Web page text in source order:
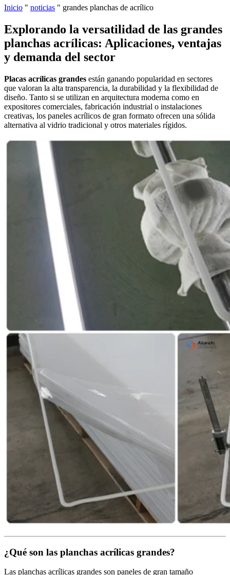
Inicio " noticias " grandes planchas de acrílico
Explorando la versatilidad de las grandes
planchas acrílicas: Aplicaciones, ventajas
y demanda del sector
Placas acrílicas grandes están ganando popularidad en sectores
que valoran la alta transparencia, la durabilidad y la flexibilidad de
diseño. Tanto si se utilizan en arquitectura moderna como en
expositores comerciales, fabricación industrial o instalaciones
creativas, los paneles acrílicos de gran formato ofrecen una sólida
alternativa al vidrio tradicional y otros materiales rígidos.
¿Qué son las planchas acrílicas grandes?
Las planchas acrílicas grandes son paneles de gran tamaño